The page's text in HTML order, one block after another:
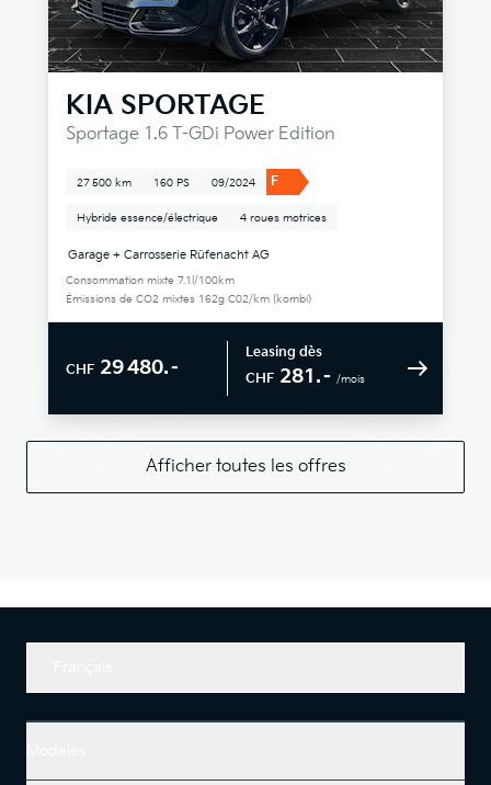
KIA SPORTAGE
Sportage 1.6 T-GDi Power Edition
27 500 km 160 PS 09/2024 F
Hybride essence/électrique 4 roues motrices
Garage + Carrosserie Rüfenacht AG
Consommation mixte 7.1l/100km
Émissions de CO2 mixtes 162g C02/km (kombi)
CHF 29 480.–
Leasing dès
CHF 281.– /mois
Afficher toutes les offres